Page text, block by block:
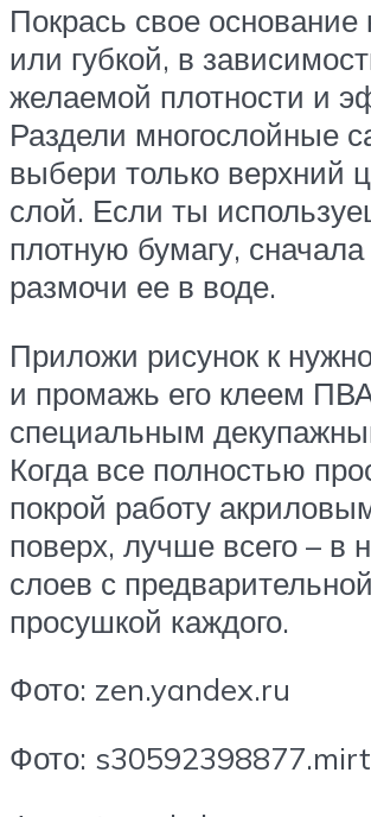
Покрась свое основание
или губкой, в
желаемой плотности и
Раздели многослойные
выбери только верхний
слой. Если ты
плотную бумагу,
размочи ее в воде.
Приложи рисунок к
и промажь его клеем
специальным
Когда все полностью
покрой работу
поверх, лучше всего – в
слоев с предварительной
просушкой каждого.
Фото: zen.yandex.ru
Фото: